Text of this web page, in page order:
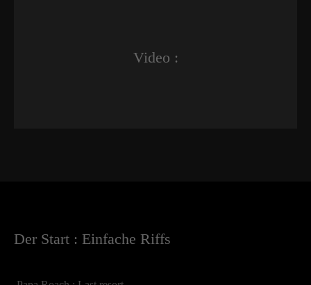
Video :
Der Start : Einfache Riffs